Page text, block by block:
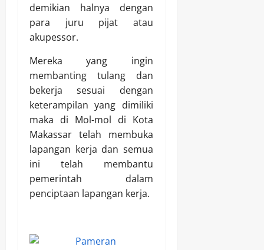
demikian halnya dengan
para juru pijat atau
akupessor.
Mereka yang ingin
membanting tulang dan
bekerja sesuai dengan
keterampilan yang dimiliki
maka di Mol-mol di Kota
Makassar telah membuka
lapangan kerja dan semua
ini telah membantu
pemerintah dalam
penciptaan lapangan kerja.